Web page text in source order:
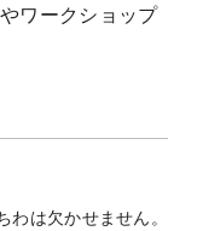
ワークショップ
は欠かせません。